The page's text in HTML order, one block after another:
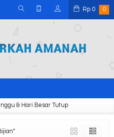
Rp 0 0
& Hari Besar Tutup